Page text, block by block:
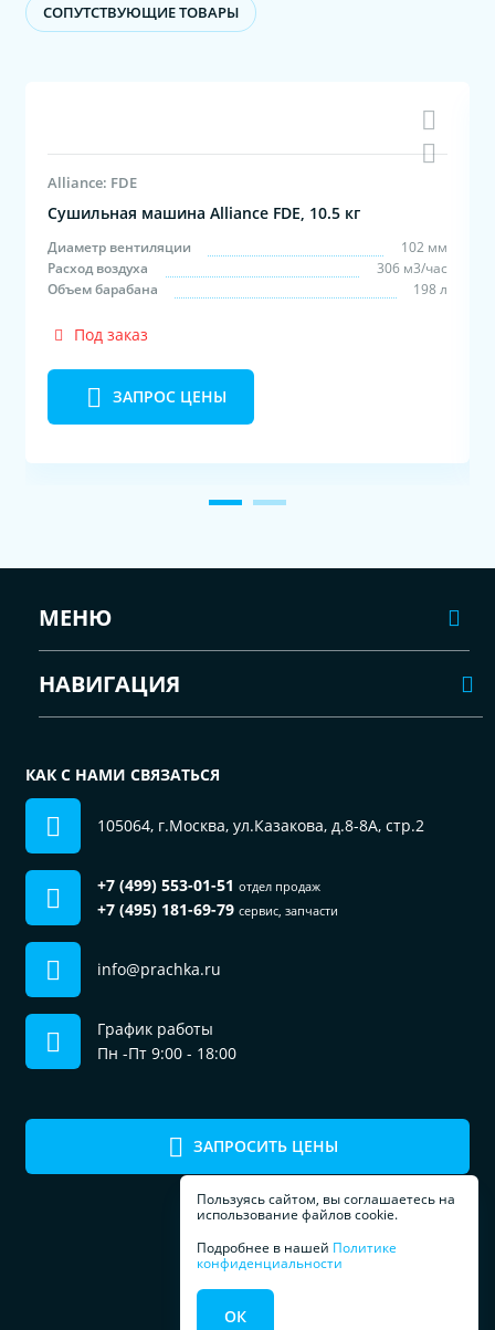
CОПУТСТВУЮЩИЕ ТОВАРЫ
Alliance: FDE
Сушильная машина Alliance FDE, 10.5 кг
Диаметр вентиляции
102 мм
Расход воздуха
306 м3/час
Объем барабана
198 л
Под заказ
ЗАПРОС ЦЕНЫ
Пользуясь сайтом, вы соглашаетесь на
использование файлов cookie.
Подробнее в нашей Политике
конфиденциальности
ОК
ПРОФЕССИОНАЛЬНОЕ
ЗАПРОСИТЬ ЦЕНЫ
МЕНЮ
НАВИГАЦИЯ
КАК С НАМИ СВЯЗАТЬСЯ
105064, г.Москва, ул.Казакова, д.8-8А, стр.2
+7 (499) 553-01-51 отдел продаж
+7 (495) 181-69-79 сервис, запчасти
info@prachka.ru
График работы
Пн -Пт 9:00 - 18:00